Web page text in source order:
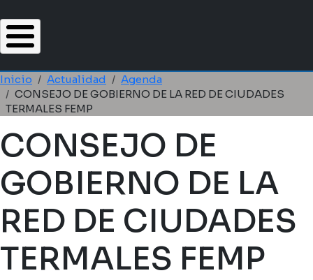
Ruta de navegación
Inicio Actualidad
Agenda
CONSEJO DE GOBIERNO DE LA RED DE CIUDADES
TERMALES FEMP
CONSEJO DE
GOBIERNO DE LA
RED DE CIUDADES
TERMALES FEMP